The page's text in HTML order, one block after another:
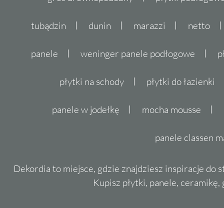
Płytki Paradyż Ray
to doskonałe
Ich uniwersalny design sprawi, że każda
tylko funkcjonalnym, ale również stylowym.
stronie. Odkryj niepowtarzalny styl i
renomowany producent.
tubądzin dunin marazzi netto
panele weninger panele podłogowe
płytki na schody płytki do łazienki
panele w jodełkę mocha mousse
panele classen
Dekordia to miejsce, gdzie znajdziesz inspiracje do
Kupisz płytki, panele,